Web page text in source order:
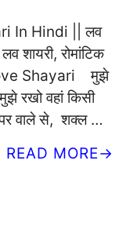
In Hindi || लव
शायरी, रोमांटिक
Shayari मुझे
रखो वहां किसी
वाले से, शक्ल …
READ MORE